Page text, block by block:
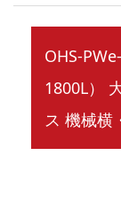
OHS-
1800L）
ス 機械横